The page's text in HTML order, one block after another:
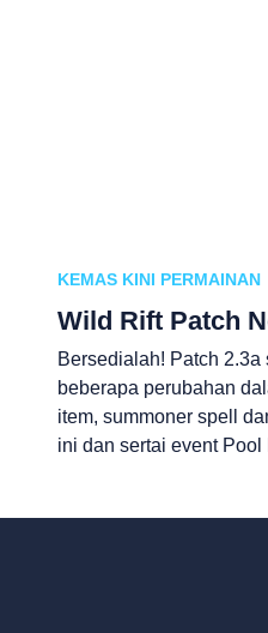
KEMAS KINI PERMAINAN
Wild Rift Patch
Bersedialah! Patch
beberapa perubahan
item, summoner spell
ini dan sertai event Pool